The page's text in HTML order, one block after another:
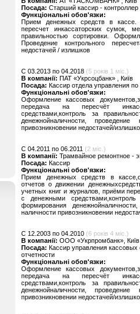
Посада: Старший кассир - контроллер
Функціональні обов'язки:
Прием денежных средств в
пересчет инкассаторских сумок,
правильностью сортировки.
Проведение контрольного
недостачей / излишков
C 03.2013 по 04.2018 (5 років 1 міс.)
В компанії: ПАТ «Укрсоцбанк» , Київ
Посада: Кассир отдела управления
Функціональні обов'язки:
Оформление кассовых
передача на пересчёт
средствами,контроль за
денежнойналичности, проведение
привозникновении недостачей/
C 04.2011 по 06.2011 (2 міс.)
В компанії: Трамвайное ремонтное -
Посада: Кассир
Функціональні обов'язки:
Прием денежных средств в
отчетов о движении
учетных книг и журналов, приёми
с денежными
формирования
наличности привозникновении
C 12.2003 по 04.2010 (6 років 4 міс.)
В компанії: ООО «Укрпромбанк», Київ
Посада: Кассир управления кассовых
отчетности
Функціональні обов'язки:
Оформление кассовых
передача на пересчёт
средствами,контроль за
денежнойналичности, проведение
привозникновении недостачей/